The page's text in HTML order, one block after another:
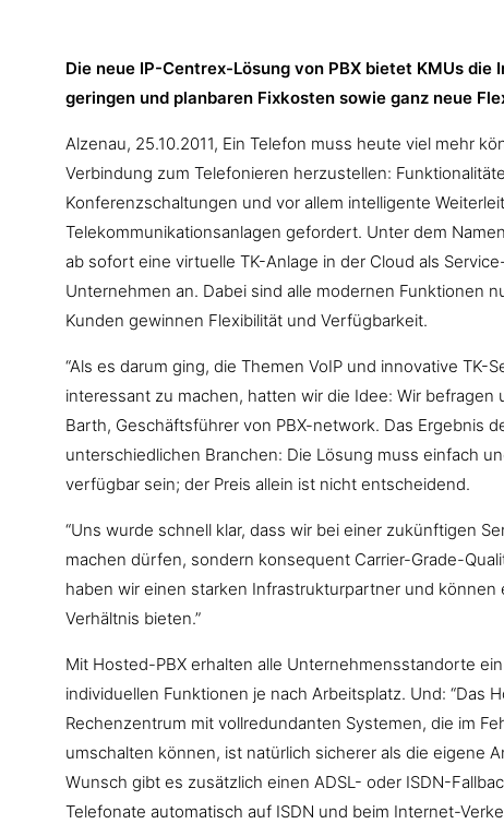
Die neue IP-Centrex-Lösung von PBX bietet KMUs
geringen und planbaren Fixkosten sowie ganz neue
Alzenau, 25.10.2011, Ein Telefon muss heute viel mehr
Verbindung zum Telefonieren herzustellen:
Konferenzschaltungen und vor allem intelligente
Telekommunikationsanlagen gefordert. Unter dem
ab sofort eine virtuelle TK-Anlage in der Cloud als
Unternehmen an. Dabei sind alle modernen Funktionen
Kunden gewinnen Flexibilität und Verfügbarkeit.
“Als es darum ging, die Themen VoIP und innovative TK-
interessant zu machen, hatten wir die Idee: Wir befragen
Barth, Geschäftsführer von PBX-network. Das Ergebnis
unterschiedlichen Branchen: Die Lösung muss einfach
verfügbar sein; der Preis allein ist nicht entscheidend.
“Uns wurde schnell klar, dass wir bei einer zukünftigen
machen dürfen, sondern konsequent Carrier-Grade-
haben wir einen starken Infrastrukturpartner und
Verhältnis bieten.”
Mit Hosted-PBX erhalten alle Unternehmensstandorte
individuellen Funktionen je nach Arbeitsplatz. Und: “Das
Rechenzentrum mit vollredundanten Systemen, die im
umschalten können, ist natürlich sicherer als die eigene
Wunsch gibt es zusätzlich einen ADSL- oder ISDN-
Telefonate automatisch auf ISDN und beim Internet-